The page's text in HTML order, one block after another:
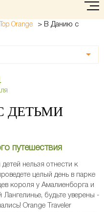
Orange > В Данию с
ДЕТЬМИ
путешествия
нельзя отнести к
целый день в парке
короля у Амалиенборга и
будьте уверены -
Orange Traveler